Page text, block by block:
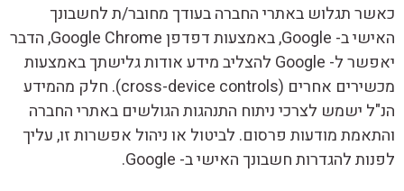
כאשר תגלוש באתרי החברה בעודך מחובר/ת לחשבונך
האישי ב- Google, באמצעות דפדפן Google Chrome, הדבר
יאפשר ל- Google להצליב מידע אודות גלישתך באמצעות
מכשירים אחרים (cross-device controls). חלק מהמידע
הנ"ל ישמש לצרכי ניתוח התנהגות הגולשים באתרי החברה
והתאמת מודעות פרסום. לביטול או ניהול אפשרות זו, עליך
לפנות להגדרות חשבונך האישי ב- Google.